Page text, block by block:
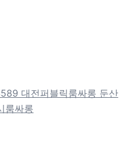
대전퍼블릭룸싸롱 둔산
룸싸롱